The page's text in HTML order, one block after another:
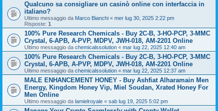
Qualcuno sa consigliare un casinò online con interfaccia in
italiano?
Ultimo messaggio da Marco Bianchi « mer lug 30, 2025 2:22 pm
Risposte: 1
100% Pure Research Chemicals - Buy 2C-B, 3-HO-PCP, 3-MMC
Crystal, 6-APB, A-PVP, MDPV, JWH-018, AM-2201 Online
Ultimo messaggio da chemicalssolution « mar lug 22, 2025 12:40 am
100% Pure Research Chemicals - Buy 2C-B, 3-HO-PCP, 3-MMC
Crystal, 6-APB, A-PVP, MDPV, JWH-018, AM-2201 Online
Ultimo messaggio da chemicalssolution « mar lug 22, 2025 12:37 am
MALE ENHANCEMENT HONEY - Buy Ashfiat Alharamain Men
Energy, Kingdom Honey Vip, Miel Soudan, Xrated Honey For
Men Online
Ultimo messaggio da lamielroyale « sab lug 19, 2025 5:02 pm